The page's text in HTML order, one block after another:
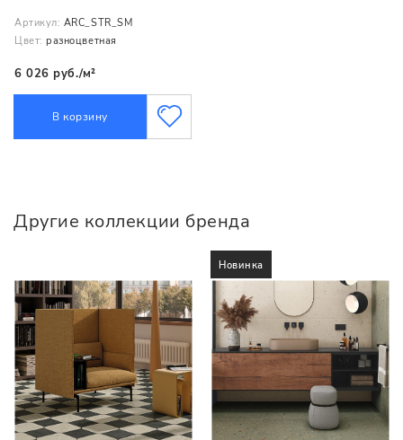
Артикул: ARC_STR_SM
Цвет: разноцветная
6 026 руб./м²
В корзину
Другие коллекции бренда
Новинка